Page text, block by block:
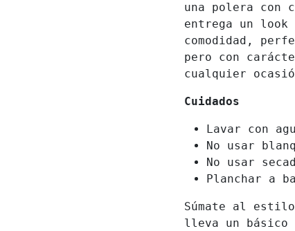
una polera con
entrega un look
comodidad,
pero con
cualquier
Cuidados
Lavar con
No usar
No usar
Planchar a
Súmate al
lleva un básico